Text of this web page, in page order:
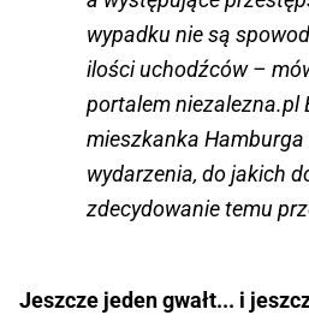
wypadku nie są
ilości uchodźców –
portalem niezalezna.pl
mieszkanka Hamburga
wydarzenia, do jakich
zdecydowanie temu
Jeszcze jeden gwałt... i